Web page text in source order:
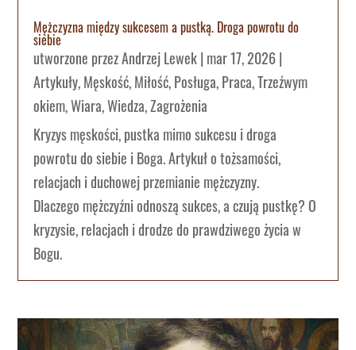
Mężczyzna między sukcesem a pustką. Droga powrotu do
siebie
utworzone przezAndrzej Lewek| mar 17, 2026|
Artykuły,Męskość,Miłość,Posługa,Praca,Trzeźwym
okiem,Wiara,Wiedza,Zagrożenia
Kryzys męskości, pustka mimo sukcesu i droga
powrotu do siebie i Boga. Artykuł o tożsamości,
relacjach i duchowej przemianie mężczyzny.
Dlaczego mężczyźni odnoszą sukces, a czują pustkę? O
kryzysie, relacjach i drodze do prawdziwego życia w
Bogu.